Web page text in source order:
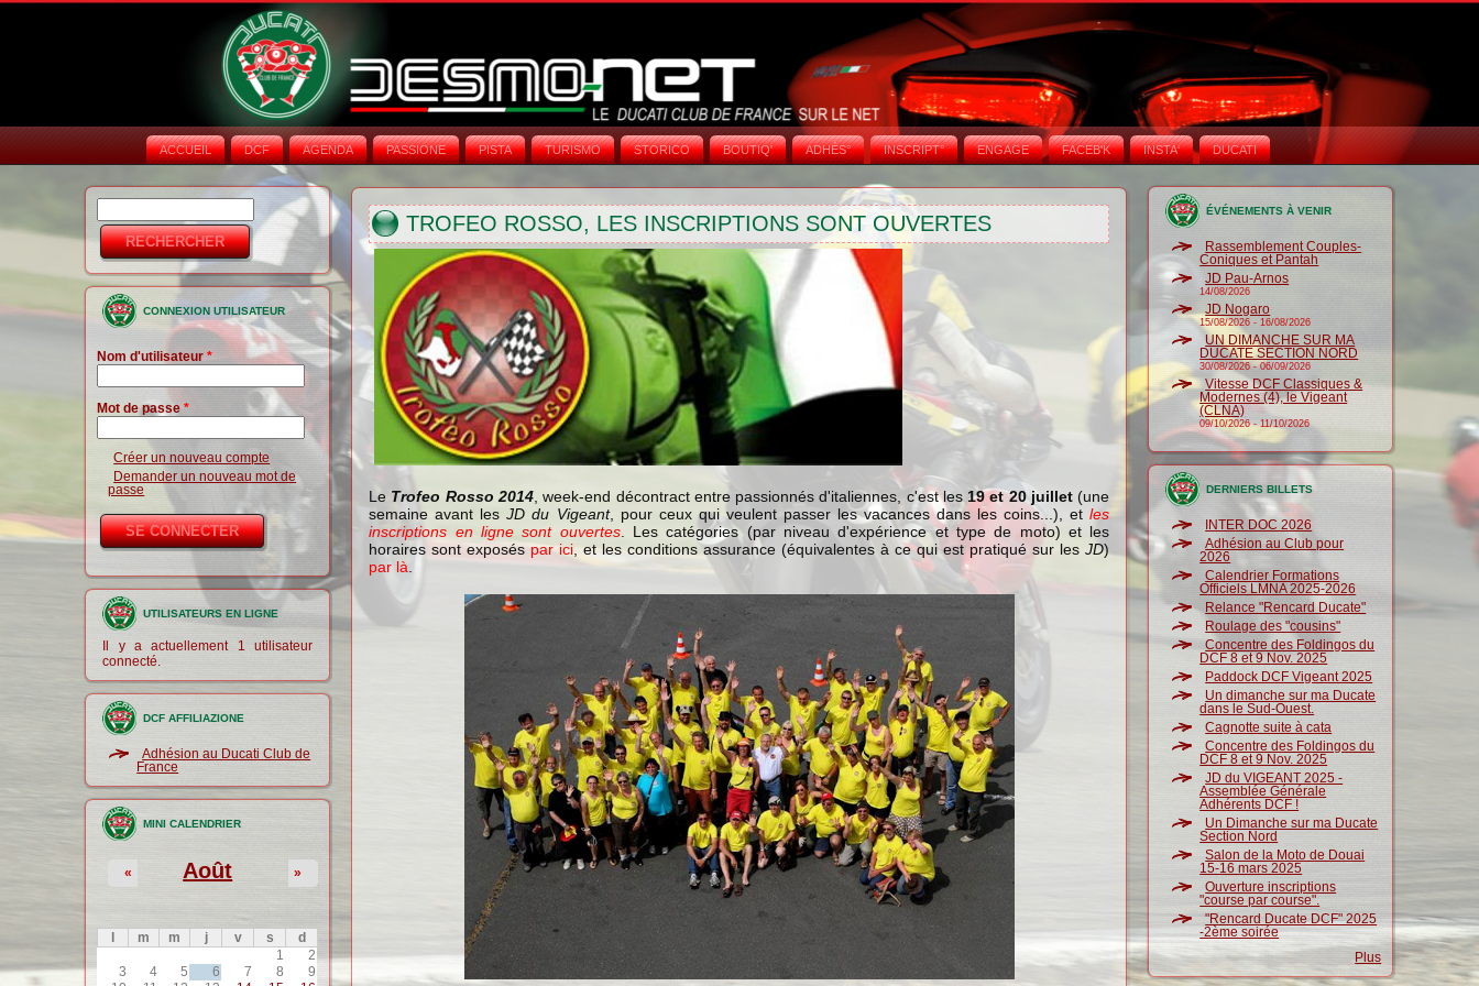
ACCUEIL DCF AGENDA PASSIONE PISTA TURISMO STORICO BOUTIQ' ADHÉS° INSCRIPT° ENGAGE FACEB'K INSTA‘ DUCATI
Formulaire de
recherche
CONNEXION UTILISATEUR
Nom d'utilisateur*
Mot de passe*
Créer un nouveau compte
Demander un nouveau mot de
passe
UTILISATEURS EN LIGNE
Il y a actuellement 1 utilisateur
connecté.
DCF AFFILIAZIONE
Adhésion au Ducati Club de
France
MINI CALENDRIER
Août
« »
m m j v s
d
1
2
3
4 5 6 7 8
9
TROFEO ROSSO, LES INSCRIPTIONS SONT OUVERTES
Le Trofeo Rosso 2014 , week-end décontract entre passionnés d'italiennes, c'est les 19 et 20 juillet(une
semaine avant lesJD du Vigeant, pour ceux qui veulent passer les vacances dans les coins...), etles
inscriptions en ligne sont ouvertes. Les catégories (par niveau d'expérience et type de moto) et les
horaires sont exposéspar ici , et les conditions assurance (équivalentes à ce qui est pratiqué sur lesJD)
par là
ÉVÉNEMENTS À VENIR
Rassemblement Couples-
Coniques et Pantah
JD Pau-Arnos
14/08/2026
JD Nogaro
15/08/2026 -16/08/2026
UN DIMANCHE SUR MA
DUCATE SECTION NORD
30/08/2026-06/09/2026
Vitesse DCF Classiques &
Modernes (4), le Vigeant
(CLNA)
09/10/2026-11/10/2026
DERNIERS BILLETS
INTER DOC 2026
Adhésion au Club pour
2026
Calendrier Formations
Officiels LMNA 2025-2026
Relance "Rencard Ducate"
Roulage des "cousins"
Concentre des Foldingos du
DCF 8 et 9 Nov. 2025
Paddock DCF Vigeant 2025
Un dimanche sur ma Ducate
dans le Sud-Ouest.
Cagnotte suite à cata
Concentre des Foldingos du
DCF 8 et 9 Nov. 2025
JD du VIGEANT 2025 -
Assemblée Générale
Adhérents DCF !
Un Dimanche sur ma Ducate
Section Nord
Salon de la Moto de Douai
15-16 mars 2025
Ouverture inscriptions
"course par course".
"Rencard Ducate DCF" 2025
-2ème soirée
Plus